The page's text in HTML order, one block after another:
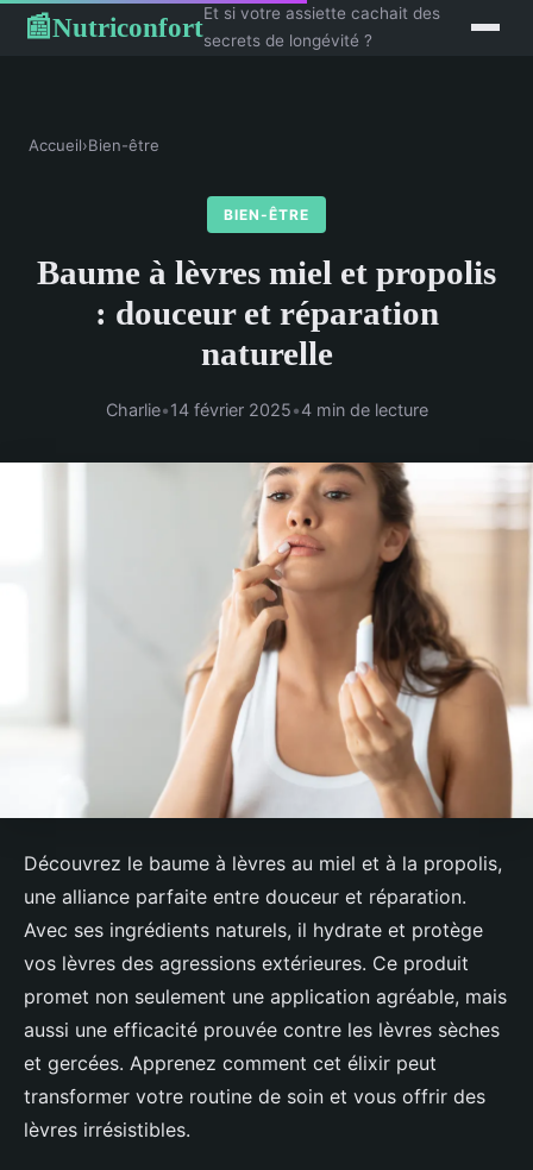
📰NutriconfortEt si votre assiette cachait des
secrets de longévité ?
Accueil›Bien-être
BIEN-ÊTRE
Baume à lèvres miel et propolis
: douceur et réparation
naturelle
Charlie•14 février 2025•4 min de lecture
Découvrez le baume à lèvres au miel et à la propolis,
une alliance parfaite entre douceur et réparation.
Avec ses ingrédients naturels, il hydrate et protège
vos lèvres des agressions extérieures. Ce produit
promet non seulement une application agréable, mais
aussi une efficacité prouvée contre les lèvres sèches
et gercées. Apprenez comment cet élixir peut
transformer votre routine de soin et vous offrir des
lèvres irrésistibles.